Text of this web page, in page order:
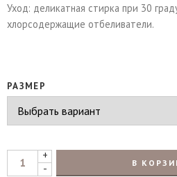
Уход: деликатная стирка при 30
хлорсодержащие отбеливатели.
РАЗМЕР
+
-
В